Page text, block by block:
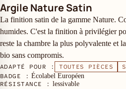
Argile Nature Satin
La finition satin de la gamme Nature.
humides. C'est la finition à privilégier
reste la chambre la plus polyvalente et
bio sans compromis.
ADAPTÉ POUR : TOUTES PIÈCES
BADGE : Écolabel Européen
RÉSISTANCE : lessivable